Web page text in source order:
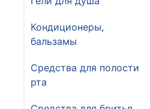
Кондиционеры,
бальзамы
Средства для полости
рта